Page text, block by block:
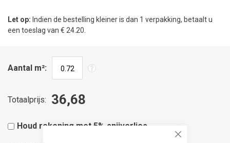
Let op: Indien de bestelling kleiner is dan 1 verpakking, betaalt u
een toeslag van € 24.20.
Aantal m²
Totaalprijs 36,68
Houd rekening met 5% snijverlies